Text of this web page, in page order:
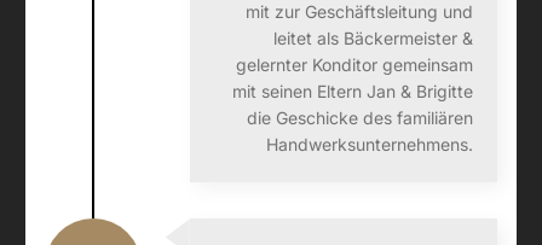
mit zur Geschäftsleitung und
leitet als Bäckermeister &
gelernter Konditor gemeinsam
mit seinen Eltern Jan & Brigitte
die Geschicke des familiären
Hand­werks­unternehmens.